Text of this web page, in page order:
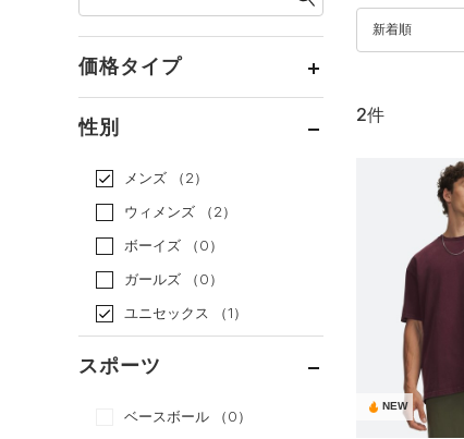
価格タイプ
性別
メンズ
（2）
ウィメンズ
（2）
ボーイズ
（0）
ガールズ
（0）
ユニセックス
（1）
スポーツ
ベースボール
（0）
新着順
2件
NEW